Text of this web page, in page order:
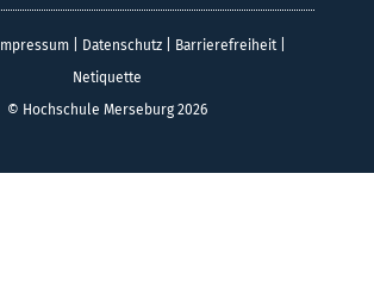
Impressum| Datenschutz| Barrierefreiheit|
Netiquette
© Hochschule Merseburg 2026